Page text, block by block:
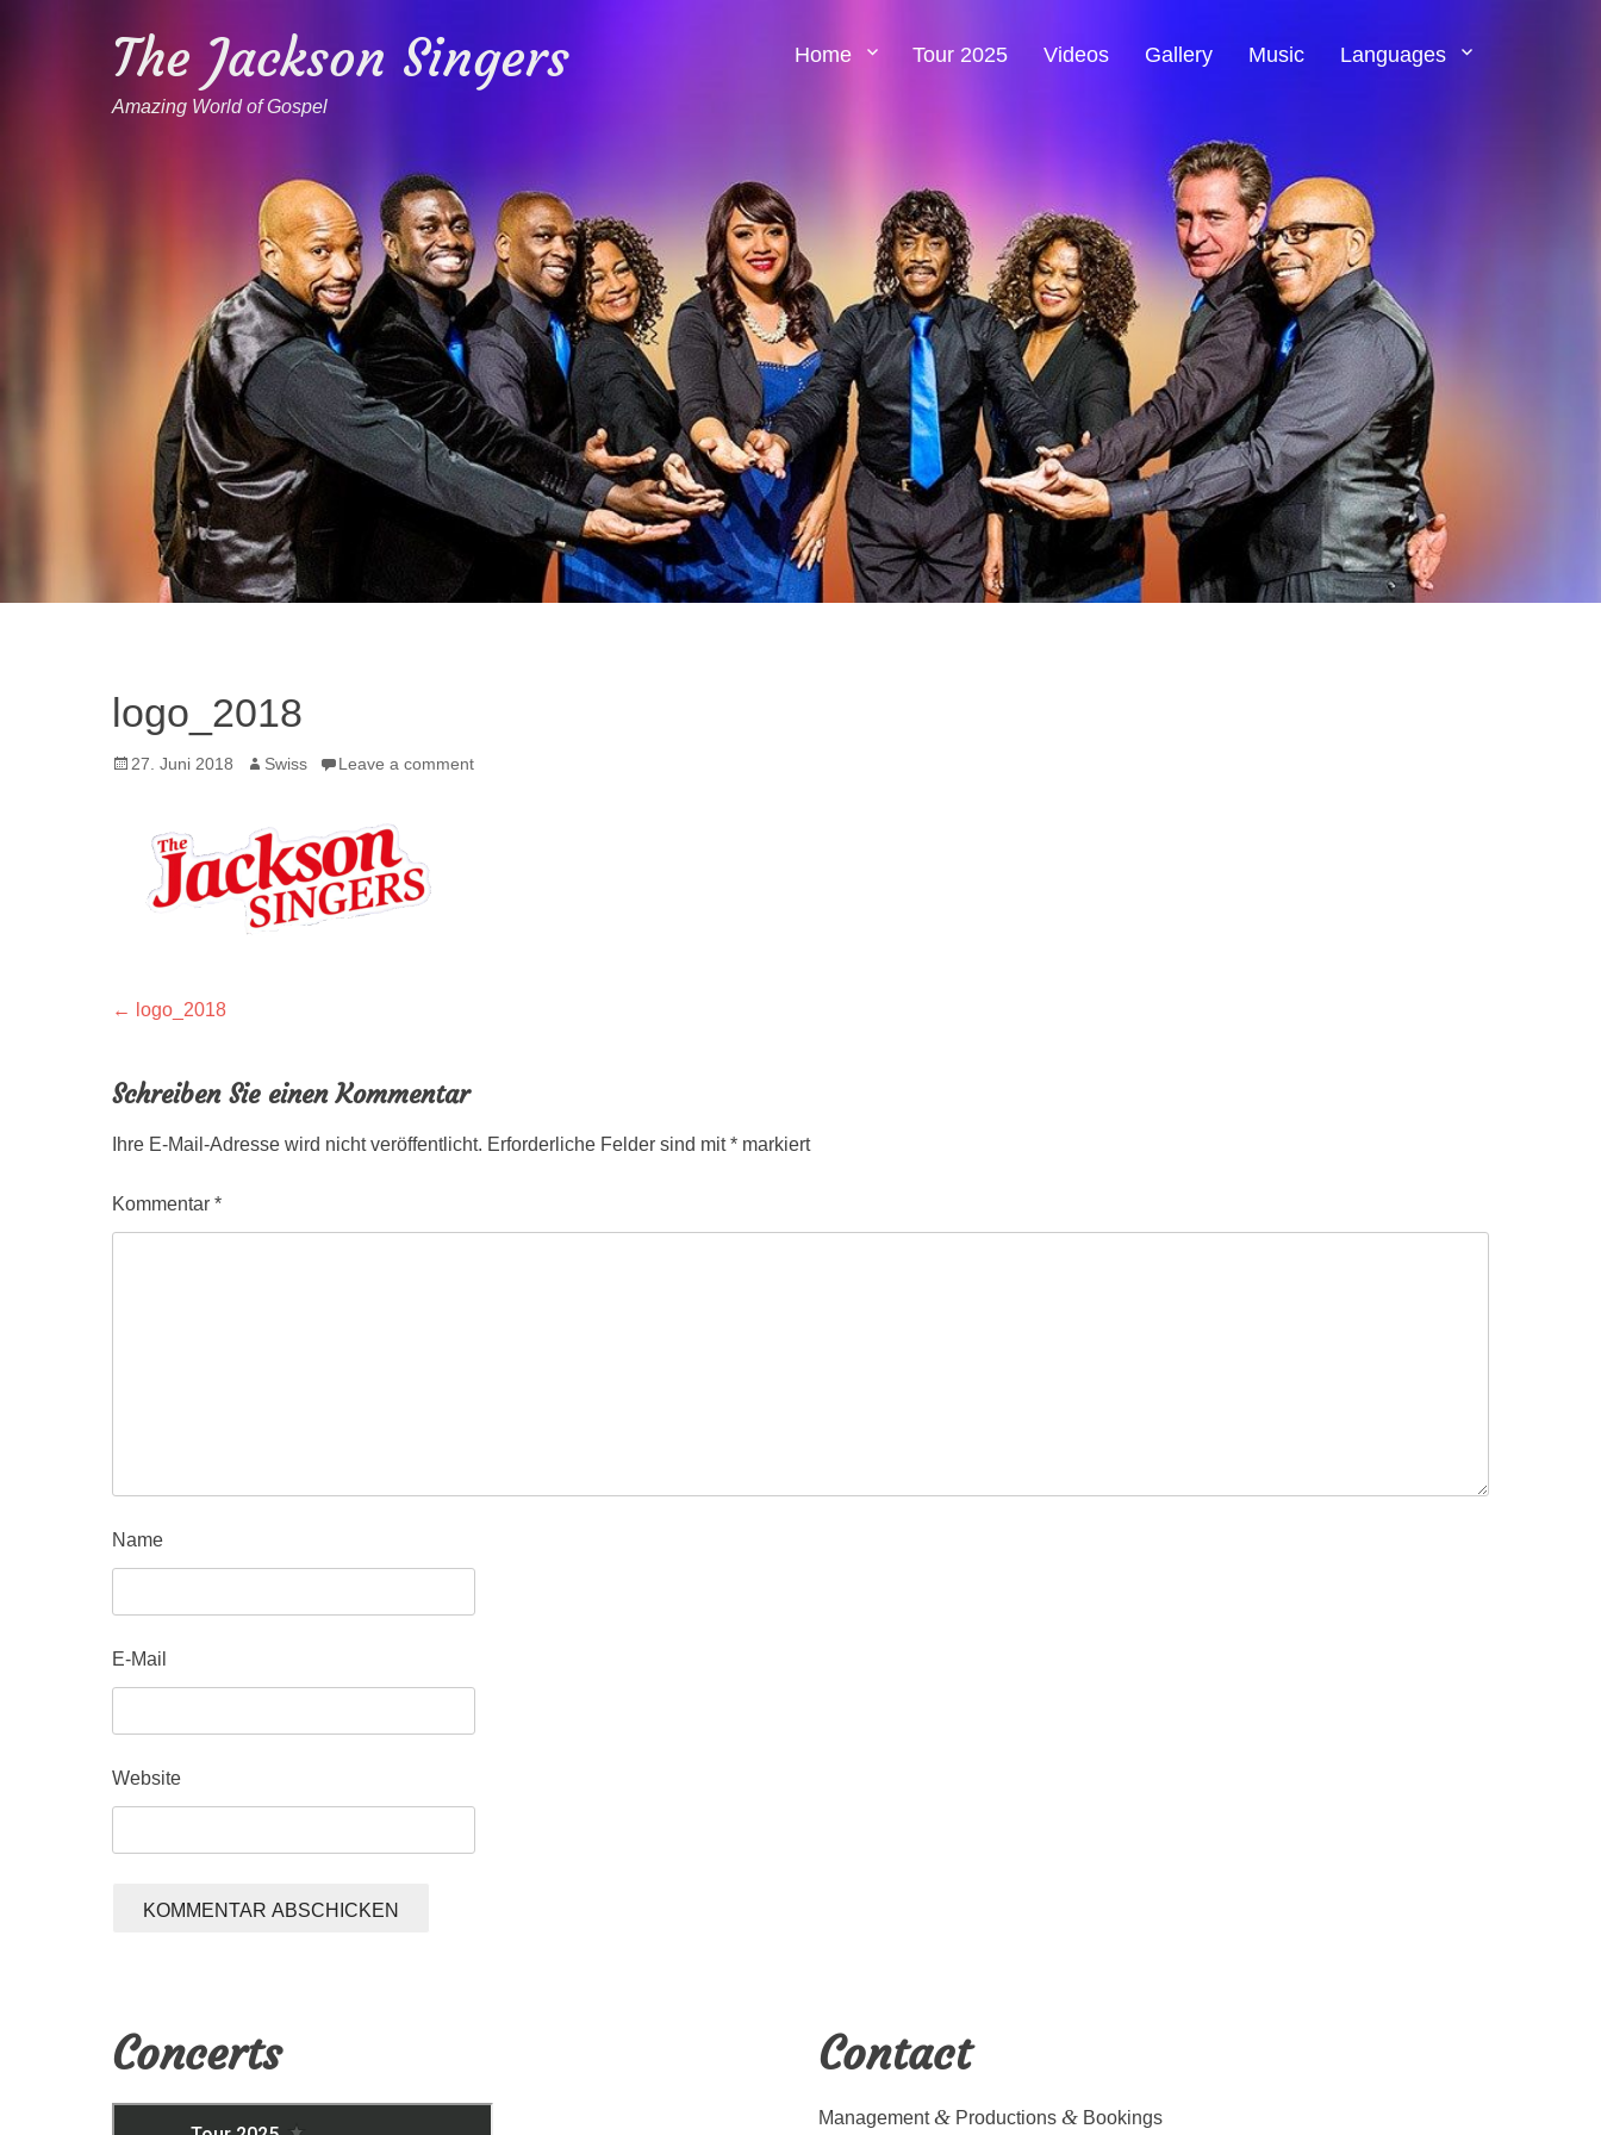
The Jackson Singers
Amazing World of Gospel
Home Tour 2025 Videos Gallery Music Languages
logo_2018
Posted
27. Juni 2018 Author
Swiss Leave a comment
Beitrags-
Navigation
← Previous
logo_2018
Schreiben Sie einen Kommentar
Ihre E-Mail-Adresse wird nicht veröffentlicht. Erforderliche Felder sind mit* markiert
Kommentar*
Name
E-Mail
Website
Concerts Contact
Man­age­ment&Pro­duc­tions &Bookings